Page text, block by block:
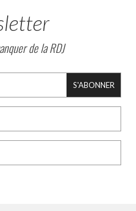
de la RDJ
S'ABONNER